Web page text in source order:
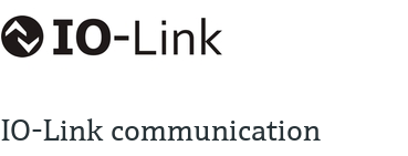
IO-Link communication